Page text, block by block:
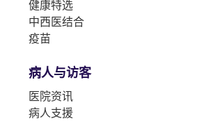
健康特选
中西医结合
疫苗
病人与访客
医院资讯
病人支援